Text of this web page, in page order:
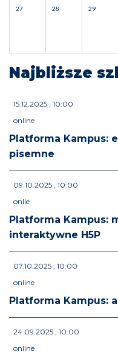
27 28 29
Najbliższe
15.12.2025 , 10:00
online
Platforma Kampus:
pisemne
09.10.2025 , 10:00
onlie
Platforma Kampus:
interaktywne H5P
07.10.2025 , 10:00
online
Platforma Kampus:
24.09.2025 , 10:00
online